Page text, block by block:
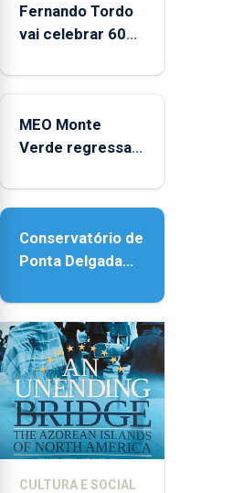
ostentar
a
Fernando Tordo
vai celebrar 60
no Coliseu
MEO Monte
Verde regressa
acessibilidade
Conservatório de
Ponta Delgada
novos
instrumentos
CULTURA E SOCIAL